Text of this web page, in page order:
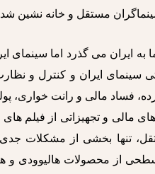
مستقل و خانه نشین
به ایران می گذرد اما
ایران و کنترل و
فساد مالی و رانت خواری،
مالی و تجهیزاتی از فیلم
تنها بخشی از مشکلات
سطحی از محصولات هالیوودی